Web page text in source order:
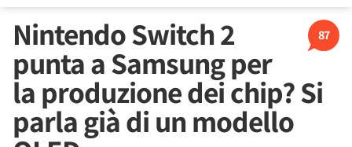
87
Nintendo Switch 2
punta a Samsung per
la produzione dei chip? Si
parla già di un modello